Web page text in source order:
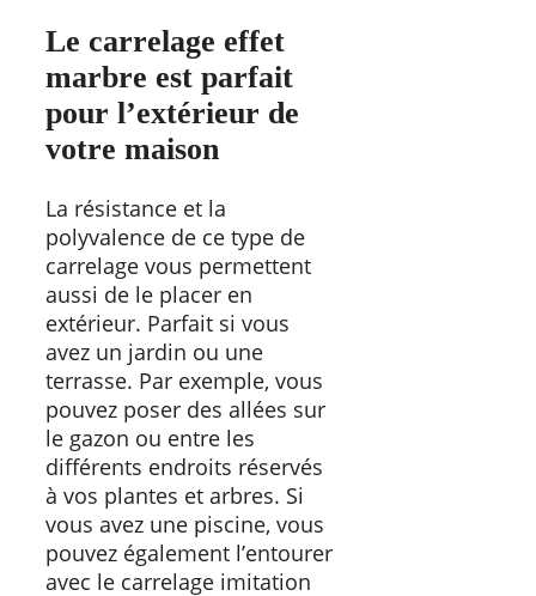
Le carrelage effet
marbre est parfait
pour l’extérieur de
votre maison
La résistance et la
polyvalence de ce type de
carrelage vous permettent
aussi de le placer en
extérieur. Parfait si vous
avez un jardin ou une
terrasse. Par exemple, vous
pouvez poser des allées sur
le gazon ou entre les
différents endroits réservés
à vos plantes et arbres. Si
vous avez une piscine, vous
pouvez également l’entourer
avec le carrelage imitation